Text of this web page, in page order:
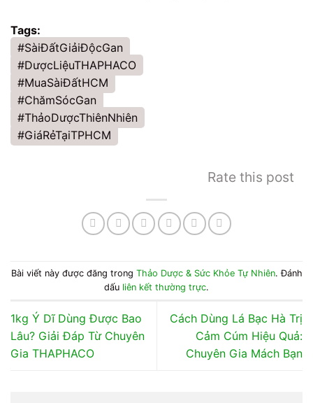
Tags:
#SàiĐấtGiảiĐộcGan
#DượcLiệuTHAPHACO
#MuaSàiĐấtHCM
#ChămSócGan
#ThảoDượcThiênNhiên
#GiáRẻTạiTPHCM
Rate this post
Bài viết này được đăng trong Thảo Dược & Sức Khỏe Tự Nhiên. Đánh
dấu liên kết thường trực.
1kg Ý Dĩ Dùng Được Bao
Lâu? Giải Đáp Từ Chuyên
Gia THAPHACO
Cách Dùng Lá Bạc Hà Trị
Cảm Cúm Hiệu Quả:
Chuyên Gia Mách Bạn